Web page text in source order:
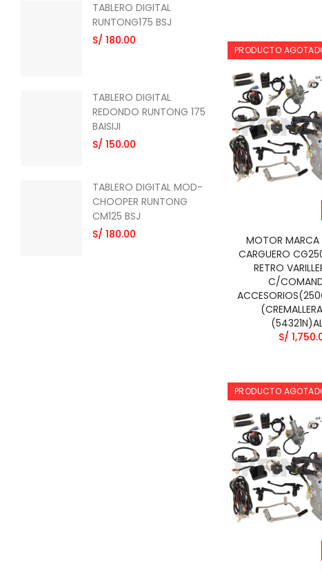
PRODUCTO
MOTOR MARCA
CARGUERO
RETRO
C/
S/
PRODUCTO
TABLERO DIGITAL
RUNTONG175 BSJ
S/ 180.00
TABLERO DIGITAL
REDONDO RUNTONG 175
BAISIJI
S/ 150.00
TABLERO DIGITAL MOD-
CHOOPER RUNTONG
CM125 BSJ
S/ 180.00
S/
CGL
S/
S/